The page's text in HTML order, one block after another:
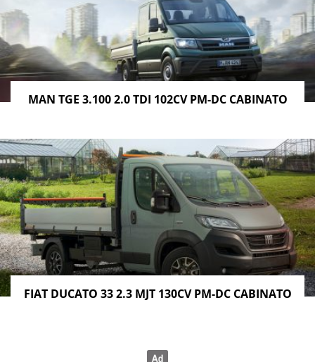
MAN TGE 3.100 2.0 TDI 102CV PM-DC CABINATO
FIAT DUCATO 33 2.3 MJT 130CV PM-DC CABINATO